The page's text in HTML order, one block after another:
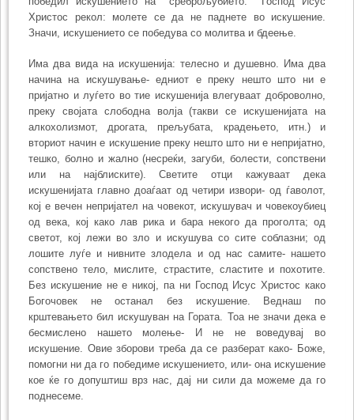
Христос рекол: молете се да не паднете во искушение.
Значи, искушението се победува со молитва и бдеење.
Има два вида на искушенија: телесно и душевно. Има два
начина на искушување- едниот е преку нешто што ни е
пријатно и луѓето во тие искушенија влегуваат доброволно,
преку својата слободна волја (такви се искушенијата на
алкохолизмот, дрогата, прељубата, крадењето, итн.) и
вториот начин е искушение преку нешто што ни е непријатно,
тешко, болно и жално (несреќи, загуби, болести, сопствени
или на најблиските). Светите отци кажуваат дека
искушенијата главно доаѓаат од четири извори- од ѓаволот,
кој е вечен непријател на човекот, искушувач и човекоубиец
од века, кој како лав рика и бара некого да проголта; од
светот, кој лежи во зло и искушува со сите соблазни; од
лошите луѓе и нивните злодела и од нас самите- нашето
сопствено тело, мислите, страстите, сластите и похотите.
Без искушение не е никој, па ни Господ Исус Христос како
Богочовек не останал без искушение. Веднаш по
крштевањето бил искушуван на Гората. Тоа не значи дека е
бесмислено нашето молење- И не не воведувај во
искушение. Овие зборови треба да се разберат како- Боже,
помогни ни да го победиме искушението, или- она искушение
кое ќе го допуштиш врз нас, дај ни сили да можеме да го
поднесеме.